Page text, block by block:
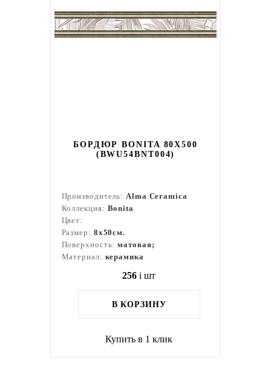
БОРДЮР BONITA 80X500
(BWU54BNT004)
Производитель:Alma Ceramica
Коллекция: Bonita
Цвет:
Размер: 8x50см.
Поверхность:матовая;
Материал: керамика
256 i шт
В КОРЗИНУ
Купить в 1 клик